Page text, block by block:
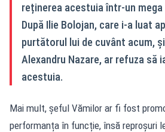
reținerea acestuia într-un
După Ilie Bolojan, care i-a luat
purtătorul lui de cuvânt acum,
Alexandru Nazare, ar refuza să
acestuia.
Mai mult, șeful Vămilor ar fi fost
performanța în funcție, însă reproșuri